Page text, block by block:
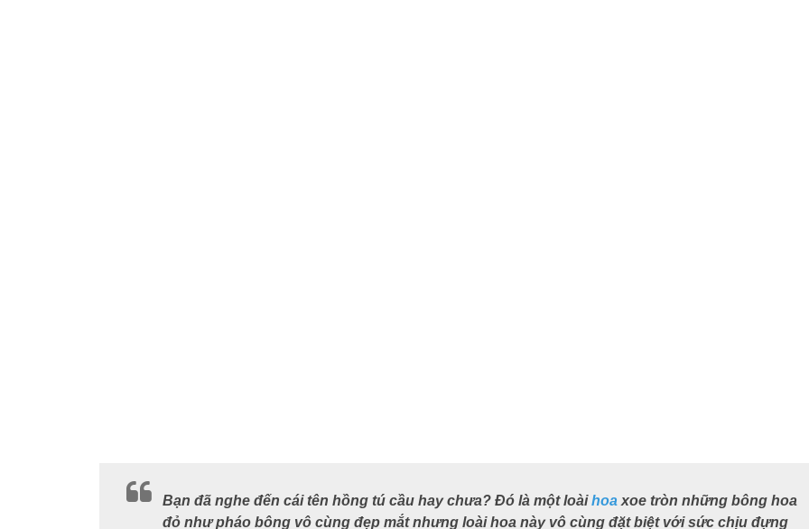
Bạn đã nghe đến cái tên hồng tú cầu hay chưa? Đó là một loàihoa xoe tròn những bông hoa
đỏ như pháo bông vô cùng đẹp mắt nhưng loài hoa này vô cùng đặt biệt với sức chịu đựng